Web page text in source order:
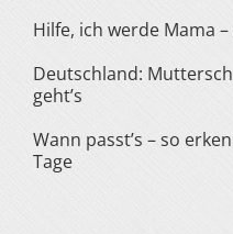
Hilfe, ich werde Mama
Deutschland:
geht’s
Wann passt’s – so
Tage